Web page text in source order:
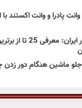
پادرا و وانت اکستند
بهترین وانت ها در
ماشین هنگام دور